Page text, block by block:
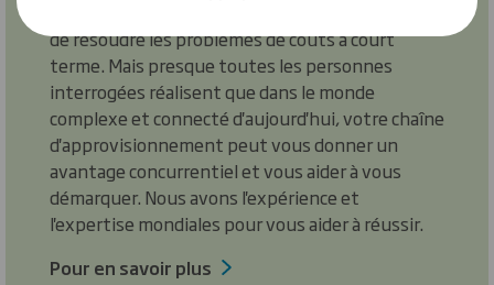
de résoudre les problèmes de coûts à court
terme. Mais presque toutes les personnes
interrogées réalisent que dans le monde
complexe et connecté d'aujourd'hui, votre chaîne
d'approvisionnement peut vous donner un
avantage concurrentiel et vous aider à vous
démarquer. Nous avons l'expérience et
l'expertise mondiales pour vous aider à réussir.
Pour en savoir plus